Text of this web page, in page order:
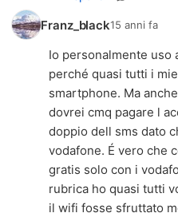
Franz_black15 anni fa
Io personalmente uso
perché quasi tutti i
smartphone. Ma
dovrei cmq pagare l
doppio dell sms dato
vodafone. É vero che
gratis solo con i
rubrica ho quasi tutti
il wifi fosse sfruttato